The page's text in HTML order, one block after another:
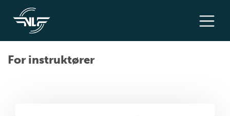
For instruktører